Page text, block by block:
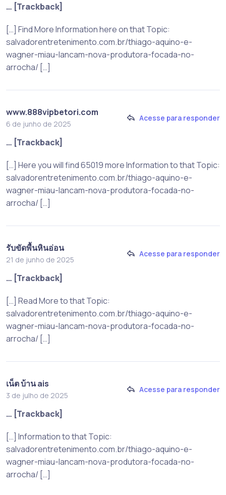
… [Trackback]
[…] Find More Information here on that Topic:
salvadorentretenimento.com.br/thiago-aquino-e-
wagner-miau-lancam-nova-produtora-focada-no-
arrocha/ […]
www.888vipbetori.com
6 de junho de 2025
Acesse para responder
… [Trackback]
[…] Here you will find 65019 more Information to that Topic:
salvadorentretenimento.com.br/thiago-aquino-e-
wagner-miau-lancam-nova-produtora-focada-no-
arrocha/ […]
รับขัดพื้นหินอ่อน
21 de junho de 2025
Acesse para responder
… [Trackback]
[…] Read More to that Topic:
salvadorentretenimento.com.br/thiago-aquino-e-
wagner-miau-lancam-nova-produtora-focada-no-
arrocha/ […]
เน็ต บ้าน ais
3 de julho de 2025
Acesse para responder
… [Trackback]
[…] Information to that Topic:
salvadorentretenimento.com.br/thiago-aquino-e-
wagner-miau-lancam-nova-produtora-focada-no-
arrocha/ […]